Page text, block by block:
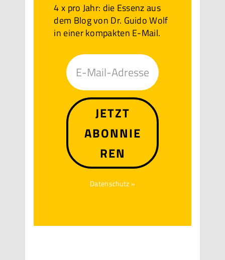
4 x pro Jahr: die Essenz aus
dem Blog von Dr. Guido Wolf
in einer kompakten E-Mail.
JETZT
ABONNIE
REN
Datenschutz »